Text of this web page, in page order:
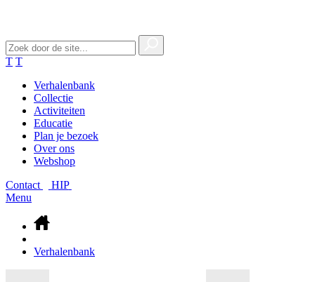
T T
Verhalenbank
Collectie
Activiteiten
Educatie
Plan je bezoek
Over ons
Webshop
Contact
HIP
Menu
Verhalenbank